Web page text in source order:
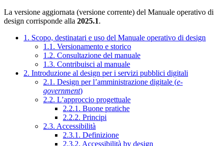
La versione aggiornata (versione corrente) del Manuale operativo di
design corrisponde alla 2025.1.
1. Scopo, destinatari e uso del Manuale operativo di design
1.1. Versionamento e storico
1.2. Consultazione del manuale
1.3. Contribuisci al manuale
2. Introduzione al design per i servizi pubblici digitali
2.1. Design per l’amministrazione digitale (e-
government)
2.2. L’approccio progettuale
2.2.1. Buone pratiche
2.2.2. Principi
2.3. Accessibilità
2.3.1. Definizione
2.3.2. Accessibilità by design